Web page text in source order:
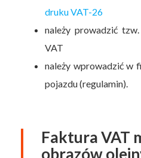
druku VAT-26
należy prowadzić
VAT
należy wprowadzić w
pojazdu (regulamin).
Faktura VAT
obrazów